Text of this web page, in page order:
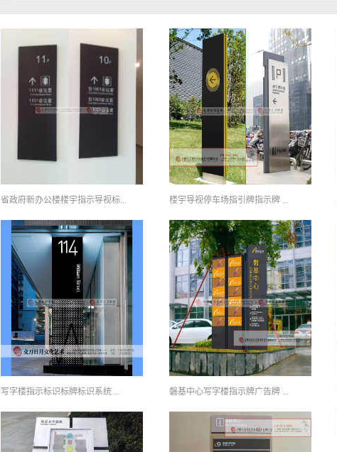
合肥市习友...
省政府新办公楼楼宇指示导视标... 楼宇导视停车场指引牌指示牌 ...
写字楼指示标识标牌标识系统 ... 磐基中心写字楼指示牌广告牌 ...